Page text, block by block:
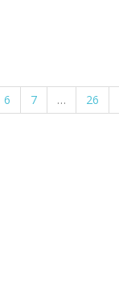
6 7 … 26